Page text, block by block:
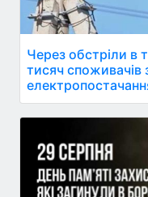
Через обстріли в
тисяч